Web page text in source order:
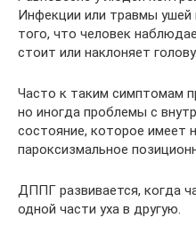
Инфекции или травмы ушей
того, что человек
стоит или наклоняет голову.
Часто к таким симптомам
но иногда проблемы с
состояние, которое имеет
пароксизмальное
ДППГ развивается, когда
одной части уха в другую.